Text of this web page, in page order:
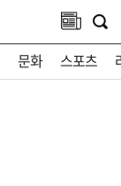
문화 스포츠